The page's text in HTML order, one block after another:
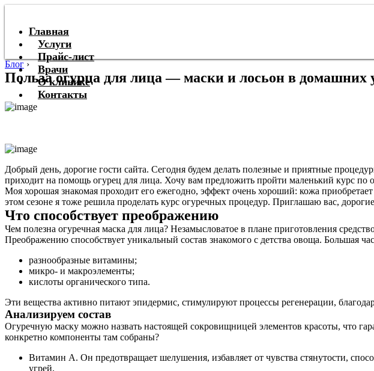
Главная
Услуги
Прайс-лист
Врачи
О клинике
Контакты
Блог ›
Польза огурца для лица — маски и лосьон в домашних
Добрый день, дорогие гости сайта. Сегодня будем делать полезные и приятные
приходит на помощь огурец для лица. Хочу вам предложить пройти маленький курс
Моя хорошая знакомая проходит его ежегодно, эффект очень хороший: кожа
этом сезоне я тоже решила проделать курс огуречных процедур. Приглашаю вас,
Что способствует преображению
Чем полезна огуречная маска для лица? Незамысловатое в плане приготовления
Преображению способствует уникальный состав знакомого с детства овоща. Большая
разнообразные витамины;
микро- и макроэлементы;
кислоты органического типа.
Эти вещества активно питают эпидермис, стимулируют процессы регенерации,
Анализируем состав
Огуречную маску можно назвать настоящей сокровищницей элементов красоты, что
конкретно компоненты там собраны?
Витамин А. Он предотвращает шелушения, избавляет от чувства стянутости,
угрей.